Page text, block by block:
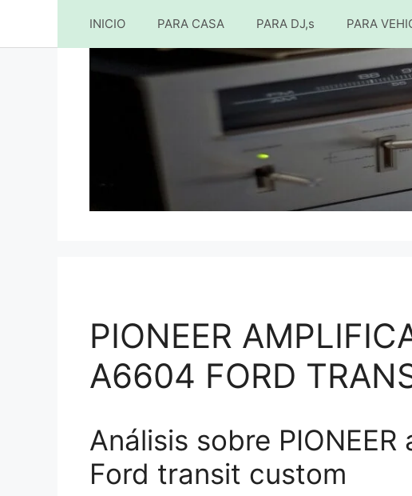
al
INICIO PARA CASA PARA DJ,s PARA
PIONEER
A6604 FORD
Análisis sobre
Ford transit custom